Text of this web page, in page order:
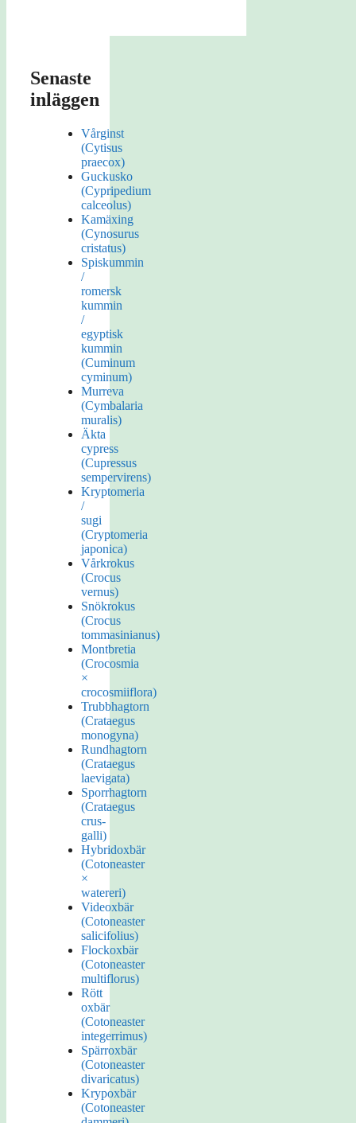
Senaste
inläggen
Vårginst
(Cytisus
praecox)
Guckusko
(Cypripedium
calceolus)
Kamäxing
(Cynosurus
cristatus)
Spiskummin
/
romersk
kummin
/
egyptisk
kummin
(Cuminum
cyminum)
Murreva
(Cymbalaria
muralis)
Äkta
cypress
(Cupressus
sempervirens)
Kryptomeria
/
sugi
(Cryptomeria
japonica)
Vårkrokus
(Crocus
vernus)
Snökrokus
(Crocus
tommasinianus)
Montbretia
(Crocosmia
×
crocosmiiflora)
Trubbhagtorn
(Crataegus
monogyna)
Rundhagtorn
(Crataegus
laevigata)
Sporrhagtorn
(Crataegus
crus-
galli)
Hybridoxbär
(Cotoneaster
×
watereri)
Videoxbär
(Cotoneaster
salicifolius)
Flockoxbär
(Cotoneaster
multiflorus)
Rött
oxbär
(Cotoneaster
integerrimus)
Spärroxbär
(Cotoneaster
divaricatus)
Krypoxbär
(Cotoneaster